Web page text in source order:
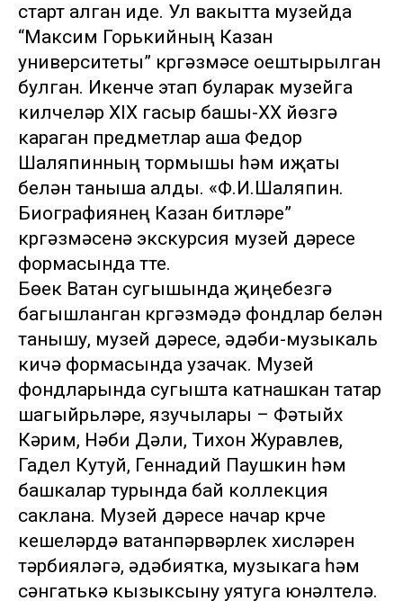
старт алган иде. Ул вакытта музейда
“Максим Горькийның Казан
университеты” күргәзмәсе оештырылган
булган. Икенче этап буларак музейга
килүчеләр XIX гасыр башы-XX йөзгә
караган предметлар аша Федор
Шаляпинның тормышы һәм иҗаты
белән таныша алды. «Ф.И.Шаляпин.
Биографиянең Казан битләре”
күргәзмәсенә экскурсия музей дәресе
формасында үтте.
Бөек Ватан сугышында җиңүебезгә
багышланган күргәзмәдә фондлар белән
танышу, музей дәресе, әдәби-музыкаль
кичә формасында узачак. Музей
фондларында сугышта катнашкан татар
шагыйрьләре, язучылары – Фәтыйх
Кәрим, Нәби Дәүли, Тихон Журавлев,
Гадел Кутуй, Геннадий Паушкин һәм
башкалар турында бай коллекция
саклана. Музей дәресе начар күрүче
кешеләрдә ватанпәрвәрлек хисләрен
тәрбияләүгә, әдәбиятка, музыкага һәм
сәнгатькә кызыксыну уятуга юнәлтелә.